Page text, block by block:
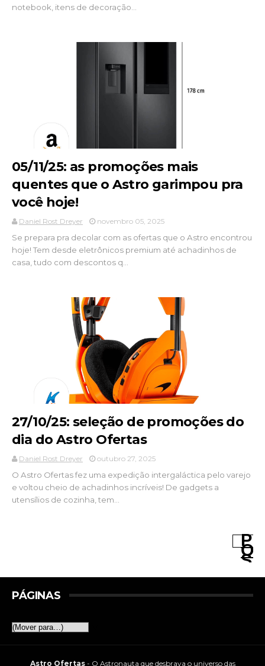
notebook, itens de decoração...
05/11/25: as promoções mais
quentes que o Astro garimpou pra
você hoje!
Daniel Rost Dreyer novembro 05, 2025
Se prepara pra decolar com as ofertas que o Astro encontrou
hoje! Tem desde eletrônicos premium até achadinhos de
casa, tudo com descontos q...
27/10/25: seleção de promoções do
dia do Astro Ofertas
Daniel Rost Dreyer outubro 27, 2025
O Astro Ofertas fez uma expedição intergaláctica pelo varejo
e voltou cheio de achadinhos incríveis! De gadgets a
utensílios de cozinha, tem...
P
O
S
A
G
E
PÁGINAS
Astro Ofertas- O Astronauta que desbrava o universo das